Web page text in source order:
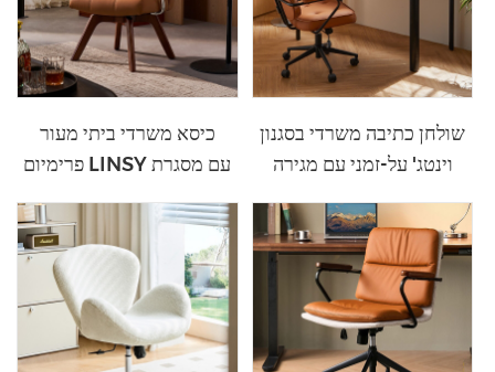
כיסא משרדי ביתי מעור
פרימיום LINSY עם מסגרת
שולחן כתיבה משרדי בסגנון
וינטג' על-זמני עם מגירה